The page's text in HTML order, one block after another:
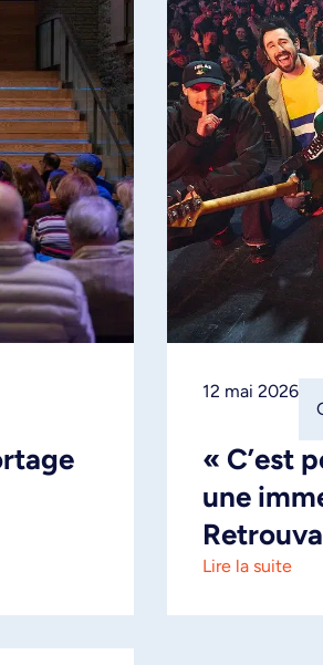
12 mai 2026
« C’est
une
Lire la suite